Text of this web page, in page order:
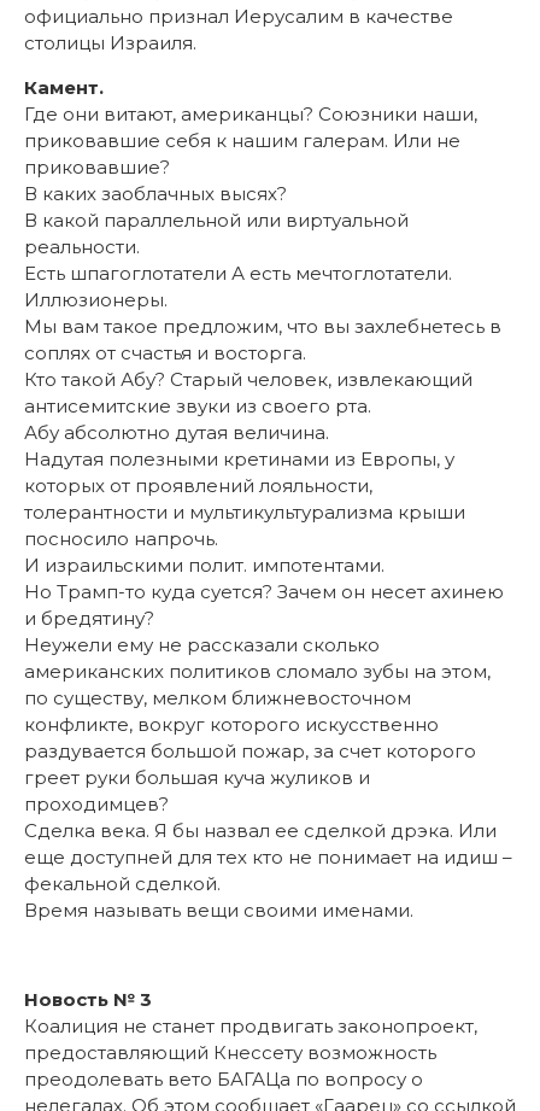
официально признал Иерусалим в качестве
столицы Израиля.
Камент.
Где они витают, американцы? Союзники наши,
приковавшие себя к нашим галерам. Или не
приковавшие?
В каких заоблачных высях?
В какой параллельной или виртуальной
реальности.
Есть шпагоглотатели А есть мечтоглотатели.
Иллюзионеры.
Мы вам такое предложим, что вы захлебнетесь в
соплях от счастья и восторга.
Кто такой Абу? Старый человек, извлекающий
антисемитские звуки из своего рта.
Абу абсолютно дутая величина.
Надутая полезными кретинами из Европы, у
которых от проявлений лояльности,
толерантности и мультикультурализма крыши
посносило напрочь.
И израильскими полит. импотентами.
Но Трамп-то куда суется? Зачем он несет ахинею
и бредятину?
Неужели ему не рассказали сколько
американских политиков сломало зубы на этом,
по существу, мелком ближневосточном
конфликте, вокруг которого искусственно
раздувается большой пожар, за счет которого
греет руки большая куча жуликов и
проходимцев?
Сделка века. Я бы назвал ее сделкой дрэка. Или
еще доступней для тех кто не понимает на идиш –
фекальной сделкой.
Время называть вещи своими именами.
Новость № 3
Коалиция не станет продвигать законопроект,
предоставляющий Кнессету возможность
преодолевать вето БАГАЦа по вопросу о
нелегалах. Об этом сообщает «Гаарец» со ссылкой